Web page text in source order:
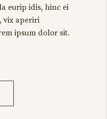
eurip idis, hinc ei
vix aperiri
ipsum dolor sit.